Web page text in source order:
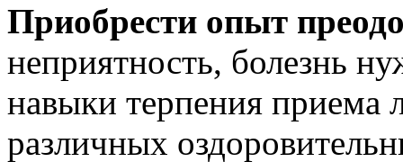
Приобрести опыт
неприятность, болезнь
навыки терпения приема
различных